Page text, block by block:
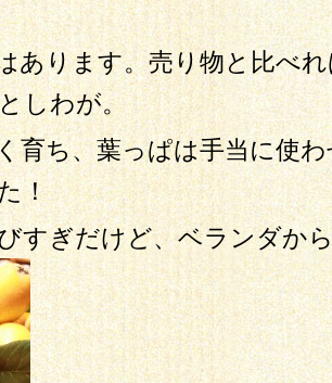
あります。売り物と比べ
しわが。
育ち、葉っぱは手当に使
！
すぎだけど、ベランダか